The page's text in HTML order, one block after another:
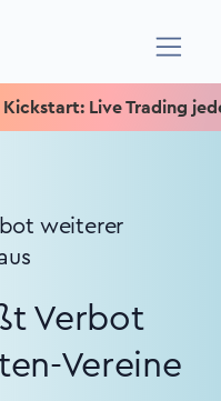
Live Trading jeden
weiterer
Verbot
Vereine